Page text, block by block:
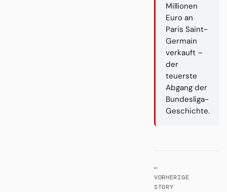
Millionen
Euro an
Paris Saint-
Germain
verkauft –
der
teuerste
Abgang der
Bundesliga-
Geschichte.
←
VORHERIGE
STORY